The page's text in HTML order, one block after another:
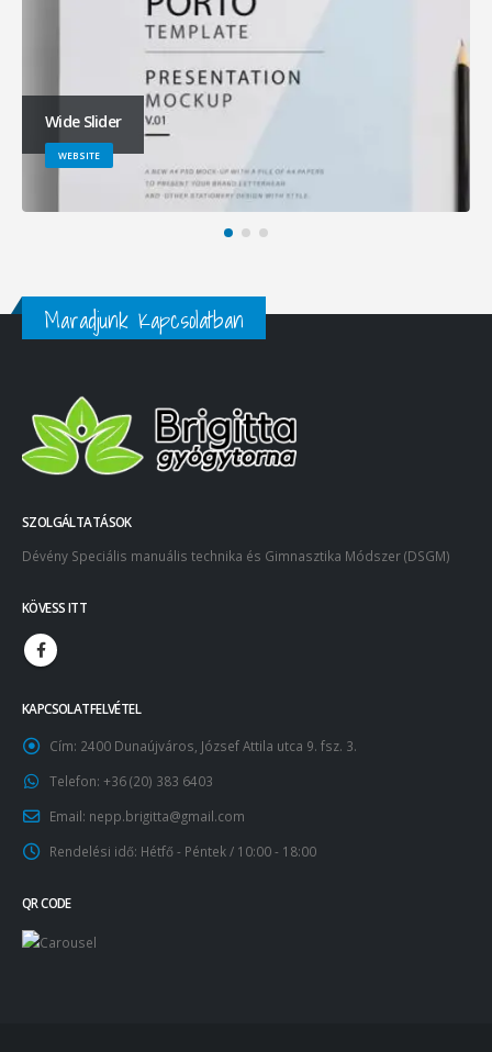
Wide Slider
WEBSITE
Maradjunk Kapcsolatban
SZOLGÁLTATÁSOK
Dévény Speciális manuális technika és Gimnasztika Módszer (DSGM)
KÖVESS ITT
KAPCSOLATFELVÉTEL
Cím: 2400 Dunaújváros, József Attila utca 9. fsz. 3.
Telefon: +36 (20) 383 6403
Email: nepp.brigitta@gmail.com
Rendelési idő: Hétfő - Péntek / 10:00 - 18:00
QR CODE